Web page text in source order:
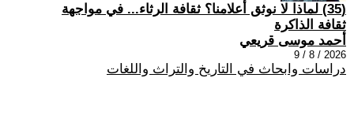
(35) لماذا لا نوثق أعلامنا؟ ثقافة الرثاء... في مواجهة
ثقافة الذاكرة
أحمد موسى قريعي
2026 / 8 / 9
دراسات وابحاث في التاريخ والتراث واللغات